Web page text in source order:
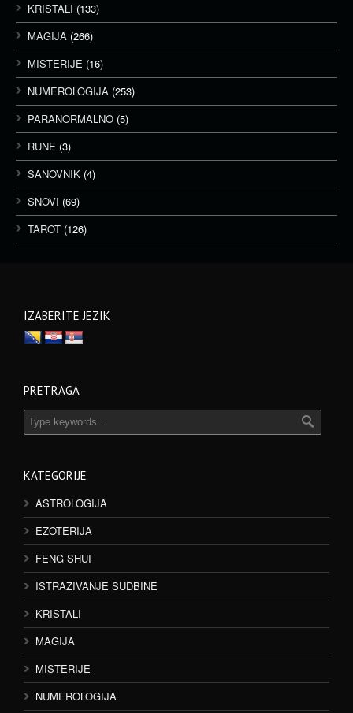
KRISTALI (133)
MAGIJA (266)
MISTERIJE (16)
NUMEROLOGIJA (253)
PARANORMALNO (5)
RUNE (3)
SANOVNIK (4)
SNOVI (69)
TAROT (126)
IZABERITE JEZIK
PRETRAGA
KATEGORIJE
ASTROLOGIJA
EZOTERIJA
FENG SHUI
ISTRAŽIVANJE SUDBINE
KRISTALI
MAGIJA
MISTERIJE
NUMEROLOGIJA